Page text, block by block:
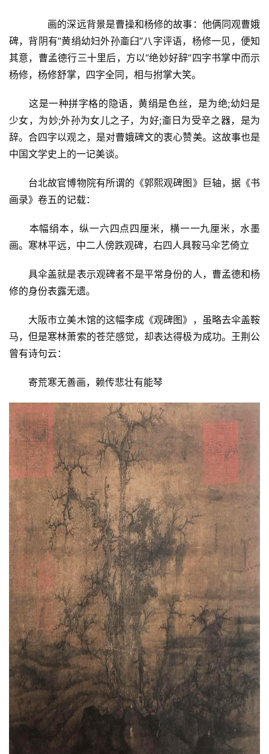
画的深远背景是曹操和杨修的故事：他俩同观曹娥
碑，背阴有“黄绢幼妇外孙齑臼”八字评语，杨修一见，便知
其意，曹孟德行三十里后，方以“绝妙好辞”四字书掌中而示
杨修，杨修舒掌，四字全同，相与拊掌大笑。
这是一种拼字格的隐语，黄绢是色丝，是为绝;幼妇是
少女，为妙;外孙为女儿之子，为好;齑日为受辛之器，是为
辞。合四字以观之，是对曹娥碑文的衷心赞美。这故事也是
中国文学史上的一记美谈。
台北故官博物院有所谓的《郭熙观碑图》巨轴，据《书
画录》卷五的记载：
本幅绢本，纵一六四点四厘米，横一一九厘米，水墨
画。寒林平远，中二人傍跌观碑，右四人具鞍马伞艺倚立
具伞盖就是表示观碑者不是平常身份的人，曹孟德和杨
修的身份表露无遗。
大阪市立美木馆的这幅李成《观碑图》，虽略去伞盖鞍
马，但是寒林萧索的苍茫感觉，却表达得极为成功。王荆公
曾有诗句云：
寄荒寒无善画，赖传悲壮有能琴